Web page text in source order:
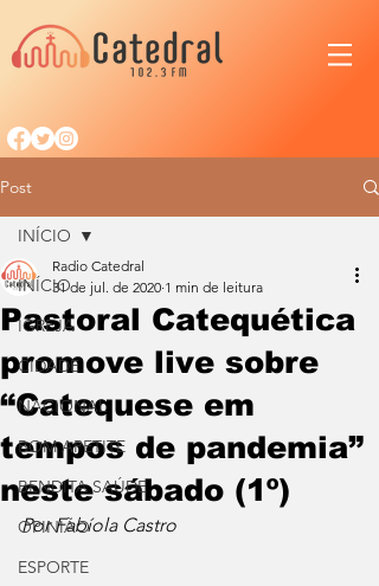
Post
INÍCIO
IGREJA
CIDADE
NACIONAL
BOM APETITE
BENDITA SAÚDE
OPINIÃO
ESPORTE
INÍCIO
Pastoral Catequética
promove live sobre
“Catequese em
tempos de pandemia”
neste sábado (1º)
Radio Catedral
31 de jul. de 2020 1 min de leitura
Por Fabíola Castro